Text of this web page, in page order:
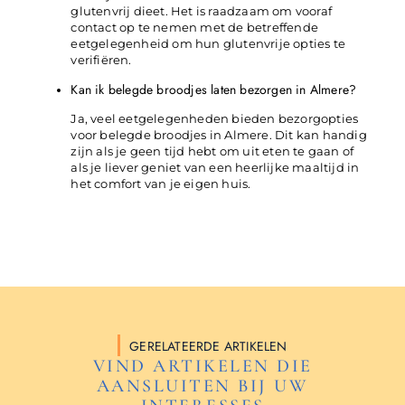
glutenvrij dieet. Het is raadzaam om vooraf
contact op te nemen met de betreffende
eetgelegenheid om hun glutenvrije opties te
verifiëren.
Kan ik belegde broodjes laten bezorgen in Almere?
Ja, veel eetgelegenheden bieden bezorgopties
voor belegde broodjes in Almere. Dit kan handig
zijn als je geen tijd hebt om uit eten te gaan of
als je liever geniet van een heerlijke maaltijd in
het comfort van je eigen huis.
GERELATEERDE ARTIKELEN
VIND ARTIKELEN DIE
AANSLUITEN BIJ UW